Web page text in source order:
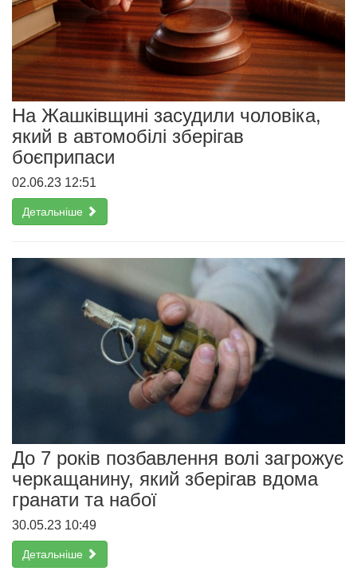
На Жашківщині засудили чоловіка,
який в автомобілі зберігав
боєприпаси
02.06.23 12:51
Детальніше
До 7 років позбавлення волі загрожує
черкащанину, який зберігав вдома
гранати та набої
30.05.23 10:49
Детальніше